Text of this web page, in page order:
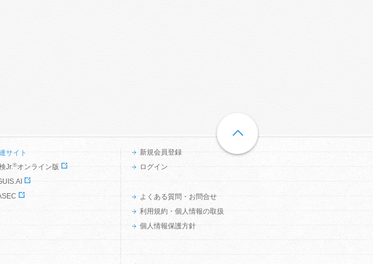
サイト
Jr.®オンライン版
新規会員登録
ログイン
よくある質問・お問合せ
利用規約・個人情報の取扱
個人情報保護方針